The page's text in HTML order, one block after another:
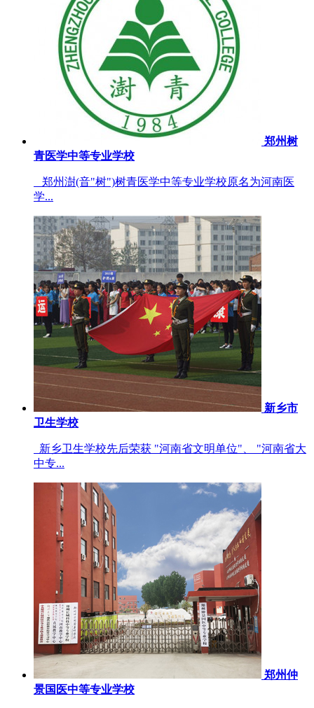
郑州树
青医学中等专业学校
郑州澍(音"树")树青医学中等专业学校原名为河南医
学...
新乡市
卫生学校
新乡卫生学校先后荣获 "河南省文明单位"、 "河南省大
中专...
郑州仲
景国医中等专业学校